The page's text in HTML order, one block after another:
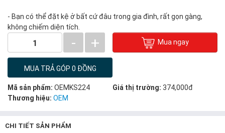
- Bạn có thể đặt kệ ở bất cứ đâu trong gia đình, rất gọn gàng,
không chiếm diện tích.
1 - + Mua ngay
MUA TRẢ GÓP 0 ĐỒNG
Mã sản phẩm: OEMKS224 Giá thị trường: 374,000đ
Thương hiệu: OEM
CHI TIẾT SẢN PHẨM